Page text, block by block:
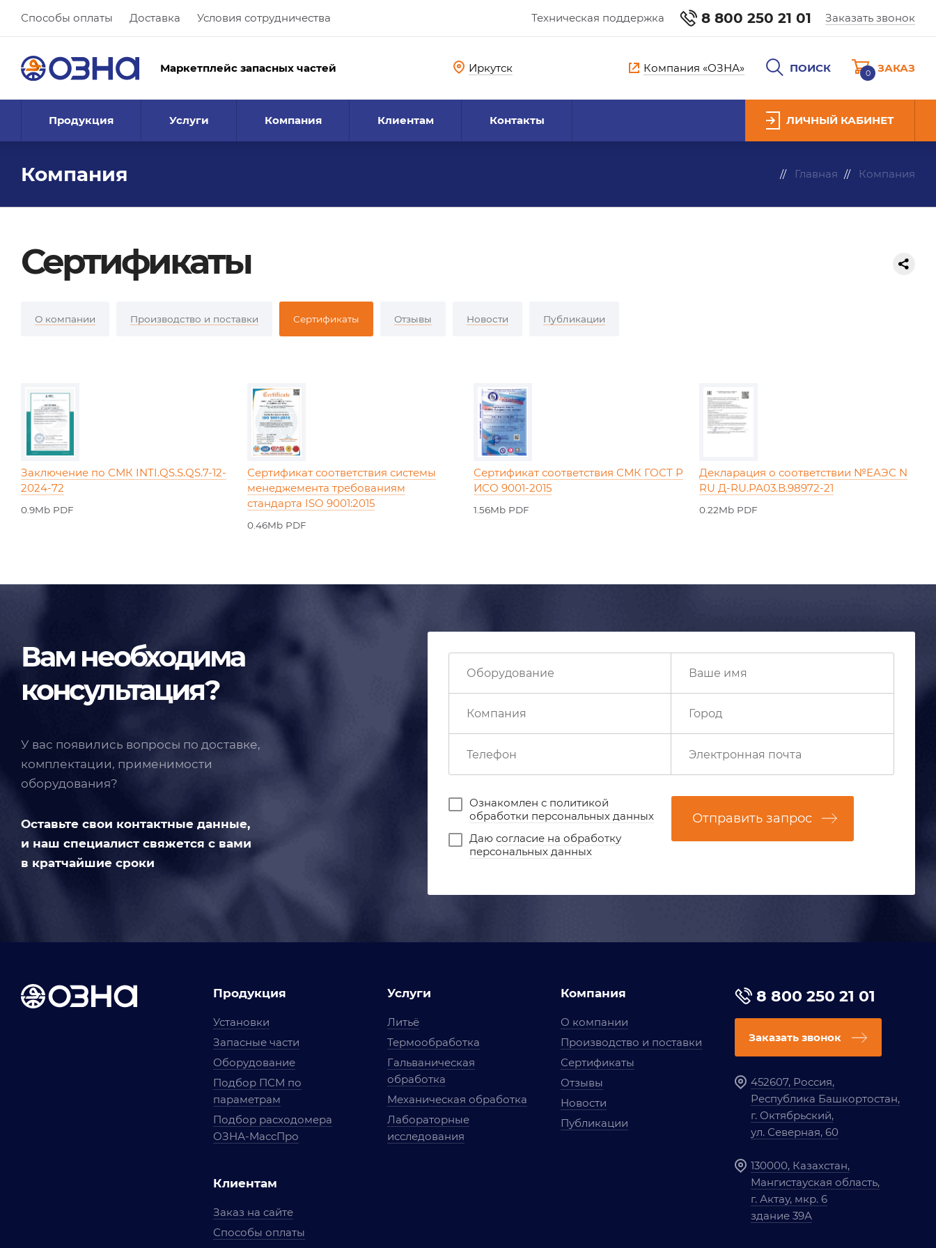
Способы оплаты Доставка Условия сотрудничества Техническая поддержка 8 800 250 21 01 Заказать звонок
Маркетплейс запасных частей Иркутск Компания «ОЗНА» ПОИСК 0 ЗАКАЗ
Продукция Услуги Компания Клиентам Контакты ЛИЧНЫЙ КАБИНЕТ
Компания Главная Компания
Сертификаты
О компании Производство и поставки Сертификаты Отзывы Новости Публикации
Заключение по СМК INTI.QS.S.QS.7-12-
2024-72
0.9Mb PDF
Сертификат соответствия системы
менеджемента требованиям
стандарта ISO 9001:2015
0.46Mb PDF
Сертификат соответствия СМК ГОСТ Р
ИСО 9001-2015
1.56Mb PDF
Декларация о соответствии №EAЭC N
RU Д-RU.РА03.В.98972-21
0.22Mb PDF
Вам необходима
консультация?
У вас появились вопросы по доставке,
комплектации, применимости
оборудования?
Оставьте свои контактные данные,
и наш специалист свяжется с вами
в кратчайшие сроки
Ознакомлен с политикой
обработки персональных данных
Даю согласие на обработку
персональных данных
Отправить запрос
Продукция
Установки
Запасные части
Оборудование
Подбор ПСМ по
параметрам
Подбор расходомера
ОЗНА-МассПро
Клиентам
Заказ на сайте
Способы оплаты
Услуги
Литьё
Термообработка
Гальваническая
обработка
Механическая обработка
Лабораторные
исследования
Компания
О компании
Производство и поставки
Сертификаты
Отзывы
Новости
Публикации
8 800 250 21 01
Заказать звонок
452607, Россия,
Республика Башкортостан,
г. Октябрьский,
ул. Северная, 60
130000, Казахстан,
Мангистауская область,
г. Актау, мкр. 6
здание 39А